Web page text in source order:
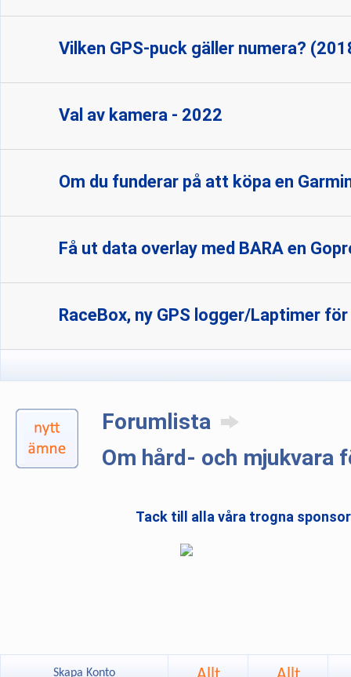
Vilken GPS-puck gäller numera?
Val av kamera - 2022
Om du funderar på att köpa en
Få ut data overlay med BARA en
RaceBox, ny GPS logger/Laptimer
Forumlista
Om hård- och mjukvara
Tack till alla våra trogna
Skapa Konto